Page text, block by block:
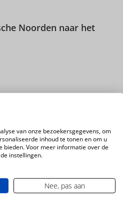
Noorden naar het
van onze bezoekersgegevens, om
inhoud te tonen en om u
bieden. Voor meer informatie over de
instellingen.
Nee, pas aan